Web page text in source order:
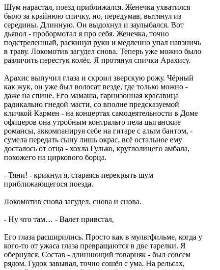
Шум нарастал, поезд приближался. Женечка ухватился
было за крайнюю спичку, но, передумав, вытянул из
середины. Длинную. Он выдохнул и заулыбался. Вот
дьявол - пробормотал я про себя. Женечка, точно
подстреленный, раскинул руки и медленно упал навзничь
в траву. Локомотив загудел снова. Теперь уже можно было
различить перестук колёс. Я протянул спички Арахису.
Арахис выпучил глаза и скроил зверскую рожу. Чёрный
как жук, он уже был волосат везде, где только можно -
даже на спине. Его мамаша, гарнизонная красавица
радикально гнедой масти, со вполне предсказуемой
кличкой Кармен - на концертах самодеятельности в Доме
офицеров она утробным контральто пела цыганские
романсы, аккомпанируя себе на гитаре с алым бантом, -
сумела передать сыну лишь окрас, всё остальное ему
досталось от отца - хохла Гулько, круглолицего амбала,
похожего на циркового борца.
- Тяни! - крикнул я, стараясь перекрыть шум
приближающегося поезда.
Локомотив снова загудел, снова и снова.
- Ну что там… - Валет привстал,
Его глаза расширились. Просто как в мультфильме, когда у
кого-то от ужаса глаза превращаются в две тарелки. Я
обернулся. Состав - длиннющий товарняк - был совсем
рядом. Гудок завывал, точно сошёл с ума. На рельсах,